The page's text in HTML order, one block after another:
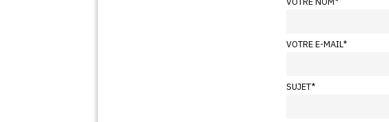
VOTRE E-MAIL*
SUJET*